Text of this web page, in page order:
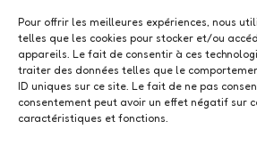
Pour offrir les meilleures expériences, nous
telles que les cookies pour stocker et/ou
appareils. Le fait de consentir à ces
traiter des données telles que le
ID uniques sur ce site. Le fait de ne pas
consentement peut avoir un effet négatif sur
caractéristiques et fonctions.
Vente
Duö